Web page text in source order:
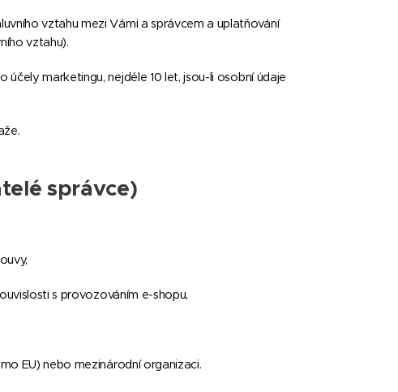
vztahu mezi Vámi a správcem a uplatňování
vztahu).
účely marketingu, nejdéle 10 let, jsou-li osobní údaje
správce)
s provozováním e-shopu,
EU) nebo mezinárodní organizaci.